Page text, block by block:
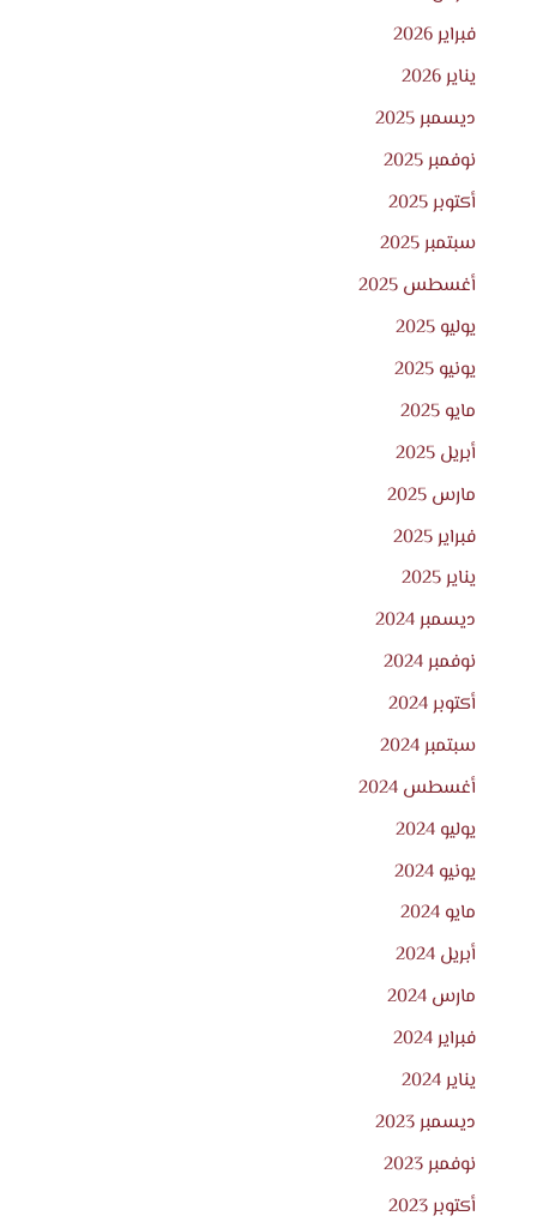
فبراير 2026
يناير 2026
ديسمبر 2025
نوفمبر 2025
أكتوبر 2025
سبتمبر 2025
أغسطس 2025
يوليو 2025
يونيو 2025
مايو 2025
أبريل 2025
مارس 2025
فبراير 2025
يناير 2025
ديسمبر 2024
نوفمبر 2024
أكتوبر 2024
سبتمبر 2024
أغسطس 2024
يوليو 2024
يونيو 2024
مايو 2024
أبريل 2024
مارس 2024
فبراير 2024
يناير 2024
ديسمبر 2023
نوفمبر 2023
أكتوبر 2023